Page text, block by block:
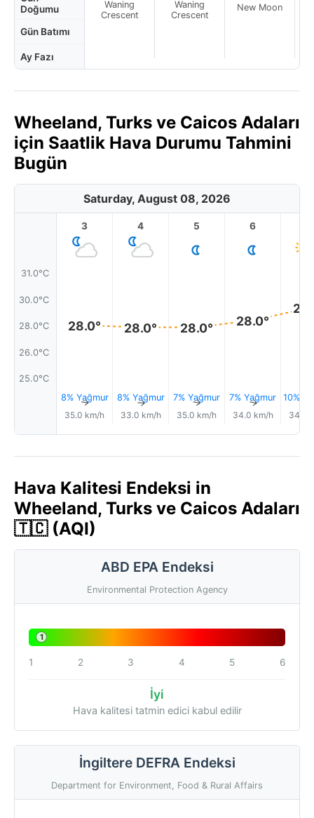
Doğumu
Gün Batımı
Ay Fazı
Waning
Crescent
Waning
Crescent
New Moon
Wheeland, Turks ve Caicos Adaları
için Saatlik Hava Durumu Tahmini
Bugün
Saturday, August 08, 2026
31.0°C
30.0°C
28.0°C
26.0°C
25.0°C
3
28.0°
8% Yağmur
↑
35.0 km/h
4
28.0°
8% Yağmur
↑
33.0 km/h
5
28.0°
7% Yağmur
↑
35.0 km/h
6
28.0°
7% Yağmur
↑
34.0 km/h
10%
34.0
Hava Kalitesi Endeksi in
Wheeland, Turks ve Caicos Adaları
🇹🇨 (AQI)
ABD EPA Endeksi
Environmental Protection Agency
1
1 2 3 4 5 6
İyi
Hava kalitesi tatmin edici kabul edilir
İngiltere DEFRA Endeksi
Department for Environment, Food & Rural Affairs